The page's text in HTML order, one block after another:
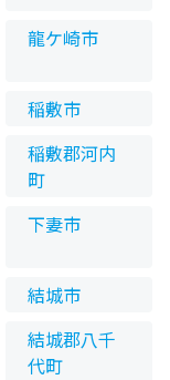
龍ケ崎市
稲敷市
稲敷郡河内
町
下妻市
結城市
結城郡八千
代町